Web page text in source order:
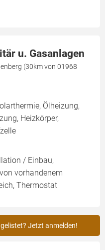
u. Gasanlagen
(30km von 01968
Ölheizung,
Heizkörper,
/ Einbau,
vorhandenem
Thermostat
Jetzt anmelden!